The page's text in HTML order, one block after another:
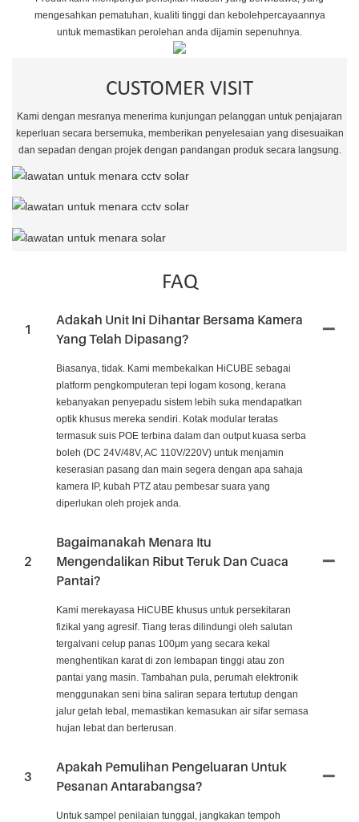
mengesahkan pematuhan, kualiti tinggi dan kebolehpercayaannya
untuk memastikan perolehan anda dijamin sepenuhnya.
CUSTOMER VISIT
Kami dengan mesranya menerima kunjungan pelanggan untuk penjajaran
keperluan secara bersemuka, memberikan penyelesaian yang disesuaikan
dan sepadan dengan projek dengan pandangan produk secara langsung.
FAQ
1
Adakah Unit Ini Dihantar Bersama Kamera
Yang Telah Dipasang?
Biasanya, tidak. Kami membekalkan HiCUBE sebagai
platform pengkomputeran tepi logam kosong, kerana
kebanyakan penyepadu sistem lebih suka mendapatkan
optik khusus mereka sendiri. Kotak modular teratas
termasuk suis POE terbina dalam dan output kuasa serba
boleh (DC 24V/48V, AC 110V/220V) untuk menjamin
keserasian pasang dan main segera dengan apa sahaja
kamera IP, kubah PTZ atau pembesar suara yang
diperlukan oleh projek anda.
2
Bagaimanakah Menara Itu
Mengendalikan Ribut Teruk Dan Cuaca
Pantai?
Kami merekayasa HiCUBE khusus untuk persekitaran
fizikal yang agresif. Tiang teras dilindungi oleh salutan
tergalvani celup panas 100μm yang secara kekal
menghentikan karat di zon lembapan tinggi atau zon
pantai yang masin. Tambahan pula, perumah elektronik
menggunakan seni bina saliran separa tertutup dengan
jalur getah tebal, memastikan kemasukan air sifar semasa
hujan lebat dan berterusan.
3
Apakah Pemulihan Pengeluaran Untuk
Pesanan Antarabangsa?
Untuk sampel penilaian tunggal, jangkakan tempoh